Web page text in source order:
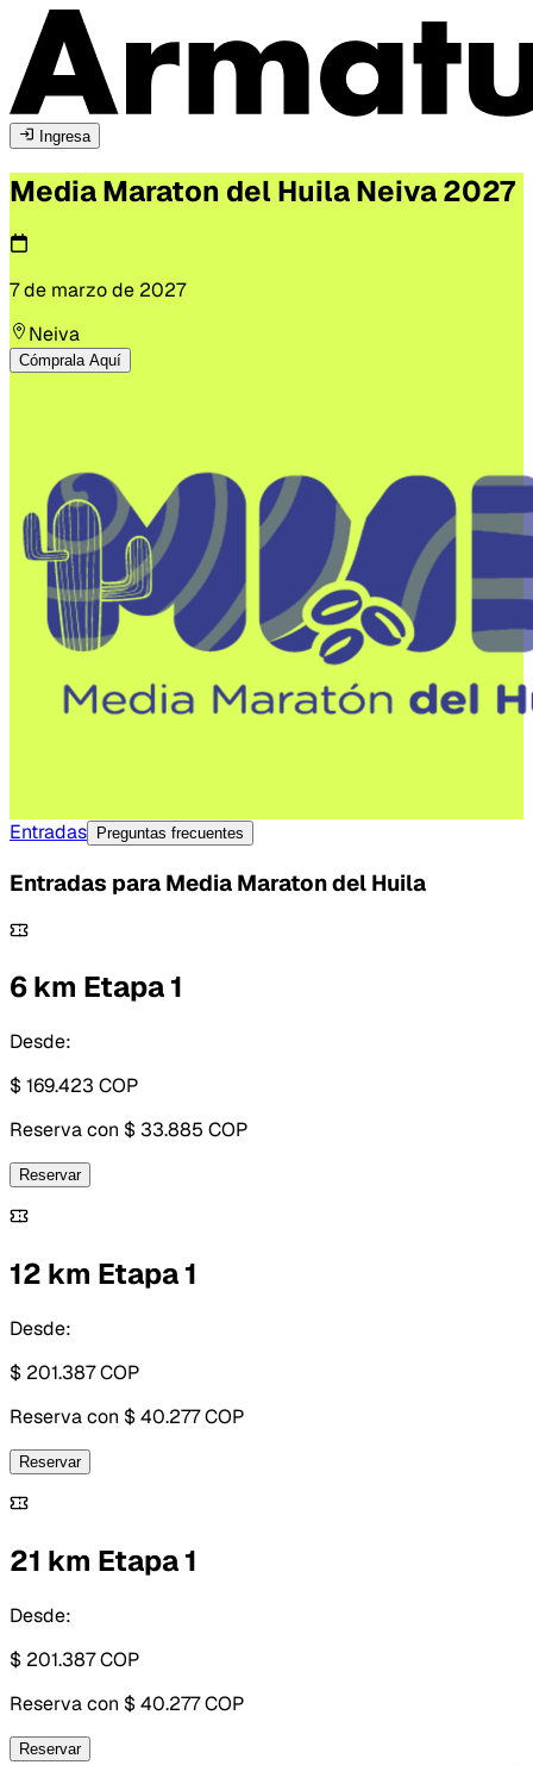
Ingresa
Media Maraton del HuilaNeiva2027
7 de marzo de 2027
Neiva
Cómprala Aquí
Entradas Preguntas frecuentes
Entradas para Media Maraton del Huila
6 km Etapa 1
Desde:
$ 169.423 COP
Reserva con $ 33.885 COP
Reservar
12 km Etapa 1
Desde:
$ 201.387COP
Reserva con $ 40.277 COP
Reservar
21 km Etapa 1
Desde:
$ 201.387COP
Reserva con $ 40.277 COP
Reservar